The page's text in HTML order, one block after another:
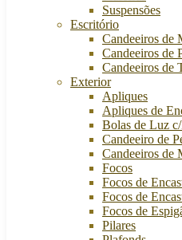
Suspensões
Escritório
Candeeiros de
Candeeiros de
Candeeiros de
Exterior
Apliques
Apliques de
Bolas de Luz
Candeeiro de
Candeeiros de
Focos
Focos de
Focos de
Focos de
Pilares